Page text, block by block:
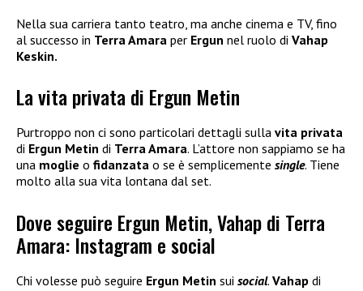
Nella sua carriera tanto teatro, ma anche cinema e TV, fino
al successo in Terra Amara per Ergun nel ruolo di Vahap
Keskin.
La vita privata di Ergun Metin
Purtroppo non ci sono particolari dettagli sulla vita privata
di Ergun Metin di Terra Amara. L’attore non sappiamo se ha
una moglie o fidanzata o se è semplicemente single. Tiene
molto alla sua vita lontana dal set.
Dove seguire Ergun Metin, Vahap di Terra
Amara: Instagram e social
Chi volesse può seguire Ergun Metin sui social. Vahap di